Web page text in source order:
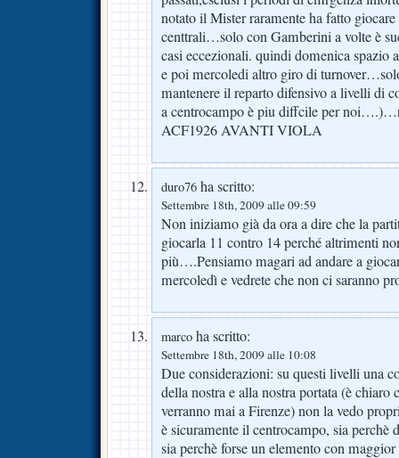
notato il Mister raramente ha fatto
centtrali…solo con Gamberini a volte è
casi eccezionali. quindi domenica spazio
e poi mercoledi altro giro di
mantenere il reparto difensivo a livelli di
a centrocampo è piu diffcile per
ACF1926 AVANTI VIOLA
duro76 ha scritto:
Settembre 18th, 2009 alle 09:59
Non iniziamo già da ora a dire che la
giocarla 11 contro 14 perché altrimenti
più….Pensiamo magari ad andare a
mercoledì e vedrete che non ci saranno
marco ha scritto:
Settembre 18th, 2009 alle 10:08
Due considerazioni: su questi livelli una
della nostra e alla nostra portata (è
verranno mai a Firenze) non la vedo
è sicuramente il centrocampo, sia perchè
sia perchè forse un elemento con